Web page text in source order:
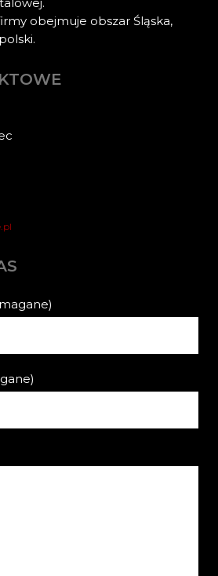
obejmuje obszar Śląska,